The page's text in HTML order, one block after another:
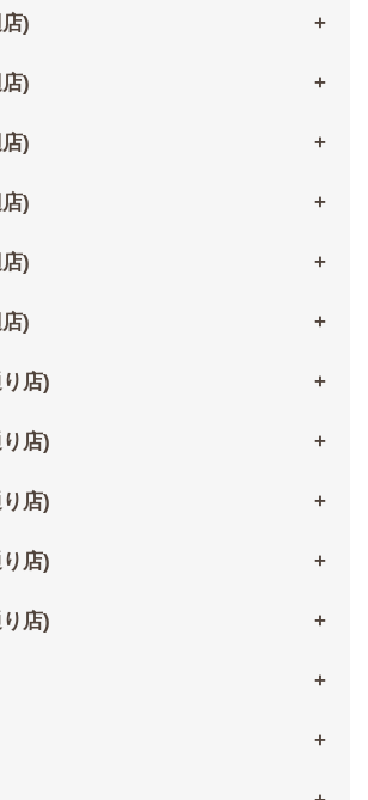
)
)
)
)
)
)
店)
店)
店)
店)
店)